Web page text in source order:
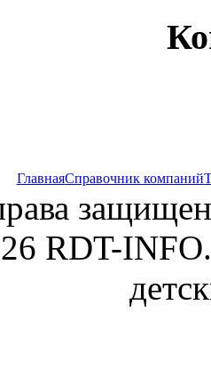
ГлавнаяСправочник компаний
RDT-